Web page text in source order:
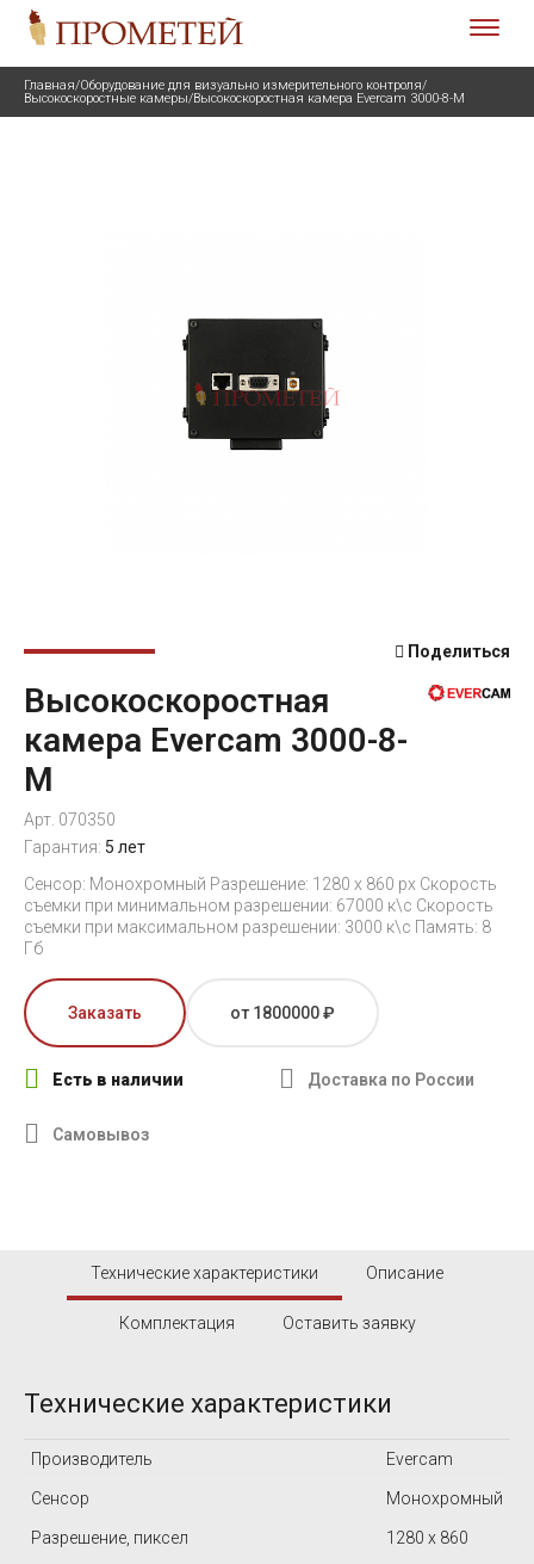
Главная/Оборудование для визуально измерительного контроля/
Высокоскоростные камеры/Высокоскоростная камера Evercam 3000-8-М
Поделиться
Высокоскоростная
камера Evercam 3000-8-
М
Арт. 070350
Гарантия: 5 лет
Сенсор: Монохромный Разрешение: 1280 x 860 px Скорость
съемки при минимальном разрешении: 67000 к\с Скорость
съемки при максимальном разрешении: 3000 к\с Память: 8
Гб
Заказать от 1800000 ₽
Есть в наличии Доставка по России
Самовывоз
Технические характеристики Описание
Комплектация Оставить заявку
Технические характеристики
Производитель Evercam
Сенсор Монохромный
Разрешение, пиксел 1280 x 860